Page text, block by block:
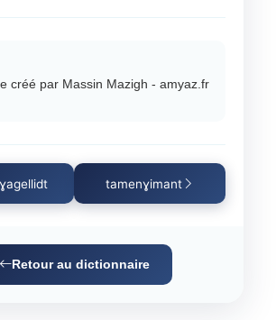
créé par Massin Mazigh - amyaz.fr
tamenɣimant
Retour au dictionnaire